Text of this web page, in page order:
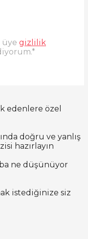
üye gizlilik
*
edenlere özel
doğru ve yanlış
hazırlayın
ne düşünüyor
istediğinize siz